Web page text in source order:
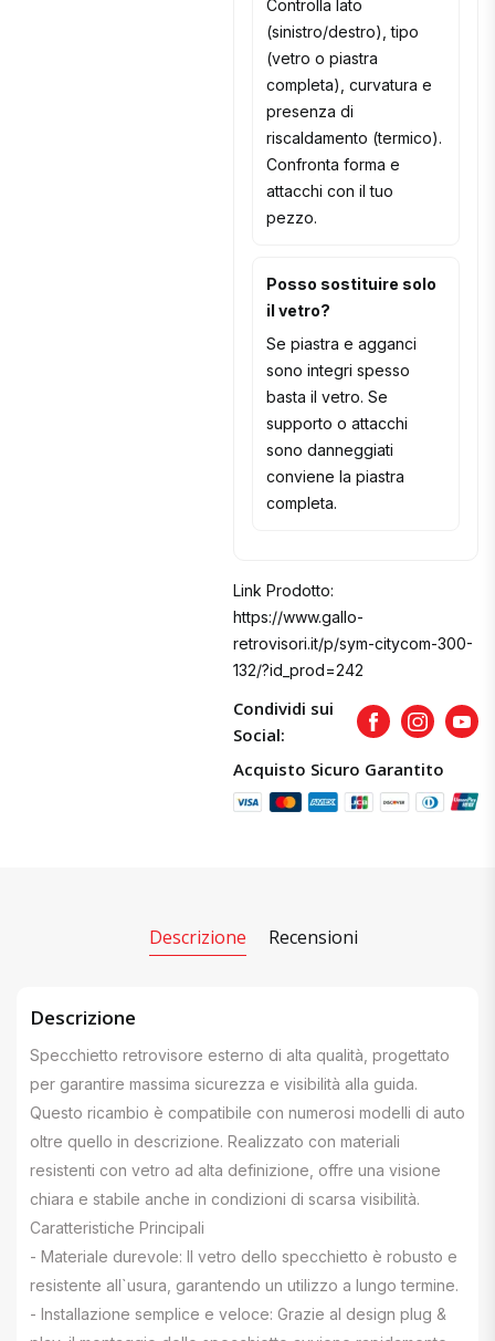
Controlla lato
(sinistro/destro), tipo
(vetro o piastra
completa), curvatura e
presenza di
riscaldamento (termico).
Confronta forma e
attacchi con il tuo
pezzo.
Posso sostituire solo
il vetro?
Se piastra e agganci
sono integri spesso
basta il vetro. Se
supporto o attacchi
sono danneggiati
conviene la piastra
completa.
Link Prodotto:
https://www.gallo-
retrovisori.it/p/sym-citycom-300-
132/?id_prod=242
Condividi sui
Social:
FacebookInstagram
Acquisto Sicuro Garantito
Descrizione Recensioni
Descrizione
Specchietto retrovisore esterno di alta qualità, progettato
per garantire massima sicurezza e visibilità alla guida.
Questo ricambio è compatibile con numerosi modelli di auto
oltre quello in descrizione. Realizzato con materiali
resistenti con vetro ad alta definizione, offre una visione
chiara e stabile anche in condizioni di scarsa visibilità.
Caratteristiche Principali
- Materiale durevole: Il vetro dello specchietto è robusto e
resistente all`usura, garantendo un utilizzo a lungo termine.
- Installazione semplice e veloce: Grazie al design plug &